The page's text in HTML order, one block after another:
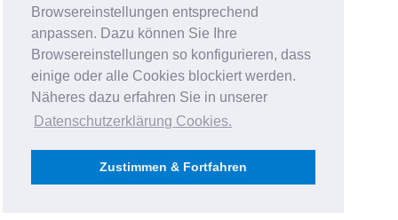
Browsereinstellungen entsprechend
anpassen. Dazu können Sie Ihre
Browsereinstellungen so konfigurieren, dass
einige oder alle Cookies blockiert werden.
Näheres dazu erfahren Sie in unserer
Datenschutzerklärung Cookies.
Zustimmen & Fortfahren